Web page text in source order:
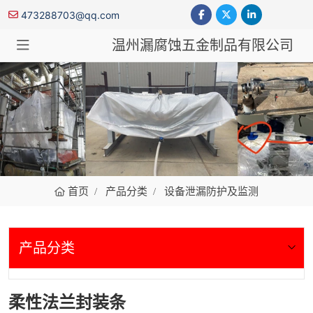
473288703@qq.com
温州漏腐蚀五金制品有限公司
设备泄漏防护及监测
首页 产品分类 设备泄漏防护及监测
产品分类
柔性法兰封装条